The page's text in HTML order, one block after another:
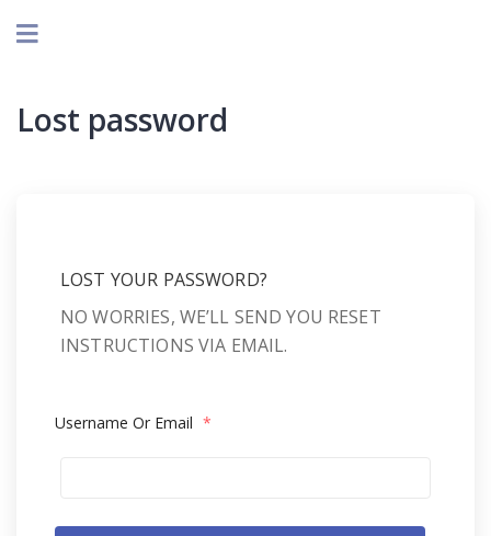
Lost password
LOST YOUR PASSWORD?
NO WORRIES, WE’LL SEND YOU RESET
INSTRUCTIONS VIA EMAIL.
Username Or Email *